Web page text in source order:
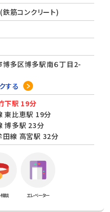
鉄筋コンクリート)
多区博多駅南６丁目2-
する
下駅 19分
東比恵駅 19分
博多駅 23分
田線 高宮駅 32分
相談 エレベーター